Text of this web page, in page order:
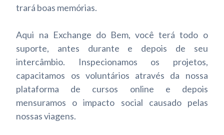
trará boas memórias.
Aqui na Exchange do Bem, você terá todo o
suporte, antes durante e depois de seu
intercâmbio. Inspecionamos os projetos,
capacitamos os voluntários através da nossa
plataforma de cursos online e depois
mensuramos o impacto social causado pelas
nossas viagens.